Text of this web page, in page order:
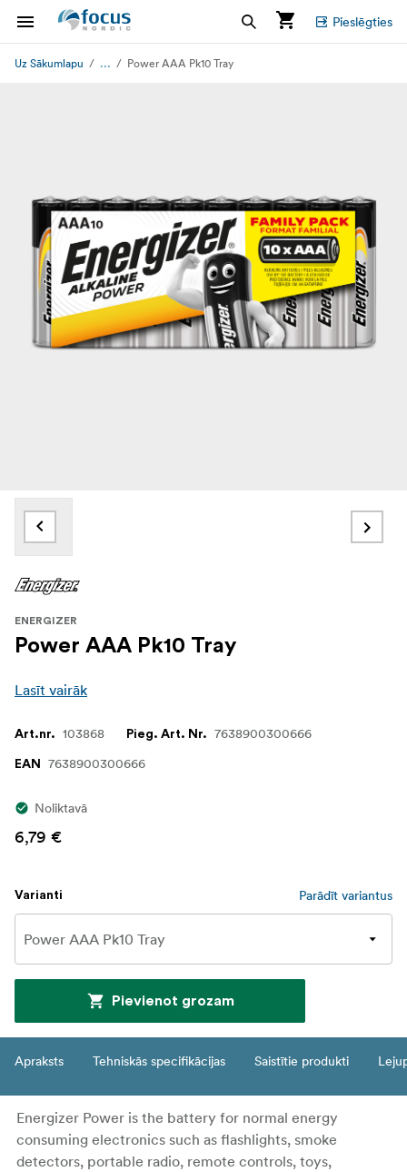
Pieslēgties
Uz Sākumlapu ... Power AAA Pk10 Tray
ENERGIZER
Power AAA Pk10 Tray
Lasīt vairāk
Art.nr. 103868 Pieg. Art. Nr. 7638900300666
EAN 7638900300666
Noliktavā
6,79 €
Varianti Parādīt variantus
Pievienot grozam
Apraksts Tehniskās specifikācijas Saistītie produkti
Energizer Power is the battery for normal energy
consuming electronics such as flashlights, smoke
detectors, portable radio, remote controls, toys,